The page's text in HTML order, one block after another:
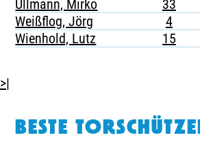
Ullmann, Mirko
33
Weißflog, Jörg
4
Wienhold, Lutz
15
>|
BESTE